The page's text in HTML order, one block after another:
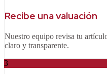
Recibe una valuación
Nuestro equipo revisa tu
claro y transparente.
3